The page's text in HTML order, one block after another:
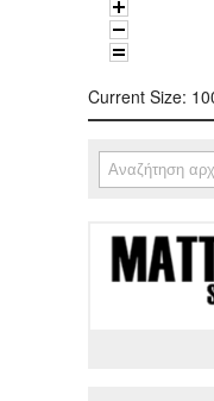
Current Size:
Φόρμα
Αναζήτηση